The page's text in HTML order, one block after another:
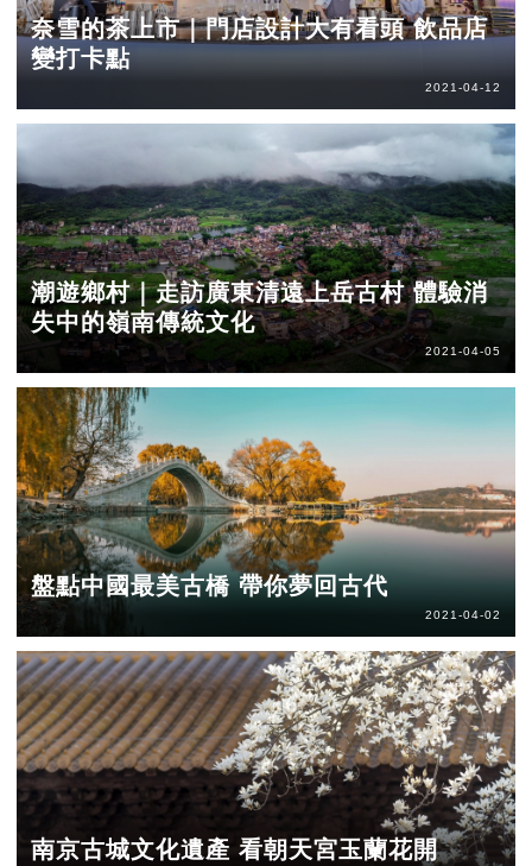
奈雪的茶上市｜門店設計大有看頭 飲品店
變打卡點
2021-04-12
潮遊鄉村｜走訪廣東清遠上岳古村 體驗消
失中的嶺南傳統文化
2021-04-05
盤點中國最美古橋 帶你夢回古代
2021-04-02
南京古城文化遺產 看朝天宮玉蘭花開